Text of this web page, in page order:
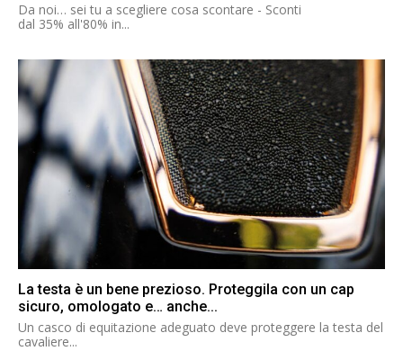
Da noi… sei tu a scegliere cosa scontare - Sconti
dal 35% all'80% in...
La testa è un bene prezioso. Proteggila con un cap
sicuro, omologato e… anche...
Un casco di equitazione adeguato deve proteggere la testa del
cavaliere...